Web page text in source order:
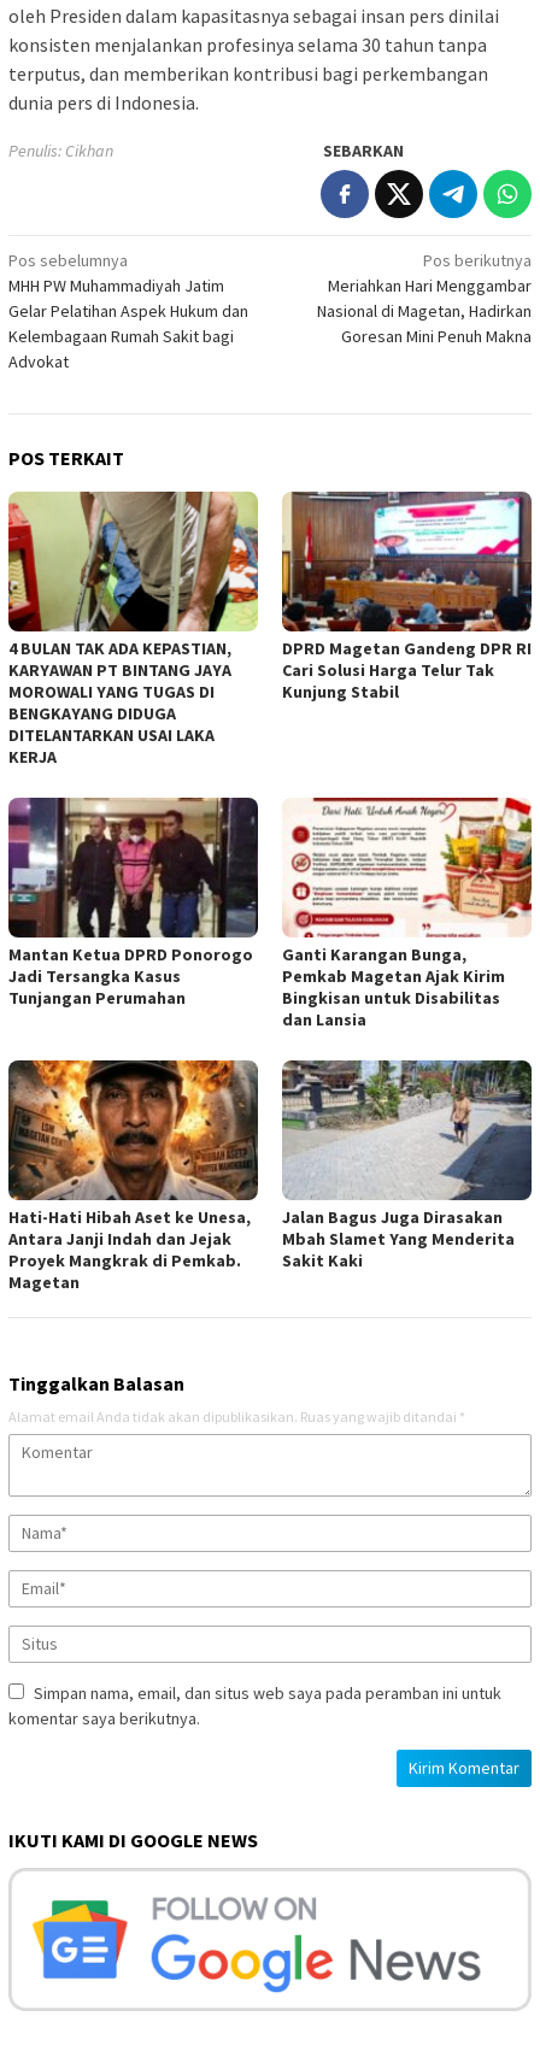
oleh Presiden dalam kapasitasnya sebagai insan pers dinilai
konsisten menjalankan profesinya selama 30 tahun tanpa
terputus, dan memberikan kontribusi bagi perkembangan
dunia pers di Indonesia.
Penulis: Cikhan SEBARKAN
Navigasi
pos
Pos sebelumnya
MHH PW Muhammadiyah Jatim
Gelar Pelatihan Aspek Hukum dan
Kelembagaan Rumah Sakit bagi
Advokat
Pos berikutnya
Meriahkan Hari Menggambar
Nasional di Magetan, Hadirkan
Goresan Mini Penuh Makna
POS TERKAIT
4 BULAN TAK ADA KEPASTIAN,
KARYAWAN PT BINTANG JAYA
MOROWALI YANG TUGAS DI
BENGKAYANG DIDUGA
DITELANTARKAN USAI LAKA
KERJA
DPRD Magetan Gandeng DPR RI
Cari Solusi Harga Telur Tak
Kunjung Stabil
Mantan Ketua DPRD Ponorogo
Jadi Tersangka Kasus
Tunjangan Perumahan
Ganti Karangan Bunga,
Pemkab Magetan Ajak Kirim
Bingkisan untuk Disabilitas
dan Lansia
Hati-Hati Hibah Aset ke Unesa,
Antara Janji Indah dan Jejak
Proyek Mangkrak di Pemkab.
Magetan
Jalan Bagus Juga Dirasakan
Mbah Slamet Yang Menderita
Sakit Kaki
Tinggalkan Balasan
Alamat email Anda tidak akan dipublikasikan. Ruas yang wajib ditandai *
Simpan nama, email, dan situs web saya pada peramban ini untuk
komentar saya berikutnya.
IKUTI KAMI DI GOOGLE NEWS